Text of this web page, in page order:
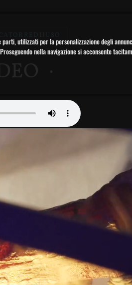
utilizzati per la personalizzazione degli
nella navigazione si acconsente